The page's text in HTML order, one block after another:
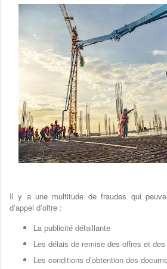
Il y a une multitude de fraudes qui
d’appel d’offre :
La publicité défaillante
Les délais de remise des offres et
Les conditions d’obtention des